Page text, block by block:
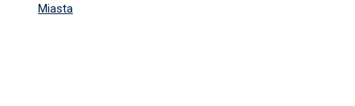
Miasta